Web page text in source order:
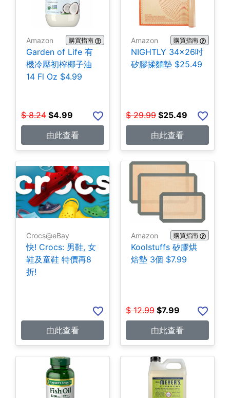
Amazon 購買指南
Garden of Life 有
機冷壓初榨椰子油
14 Fl Oz $4.99
$ 8.24 $4.99
由此查看
Amazon 購買指南
NIGHTLY 34x26吋
矽膠揉麵墊 $25.49
$ 29.99 $25.49
由此查看
Crocs@eBay
快! Crocs: 男鞋, 女
鞋及童鞋 特價再8
折!
由此查看
Amazon 購買指南
Koolstuffs 矽膠烘
焙墊 3個 $7.99
$ 12.99 $7.99
由此查看